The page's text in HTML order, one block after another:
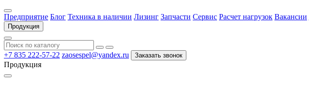
Предприятие Блог Техника в наличии Лизинг Запчасти Сервис Расчет нагрузок Вакансии
Продукция
+7 835 222-57-22 zaosespel@yandex.ru Заказать звонок
Продукция